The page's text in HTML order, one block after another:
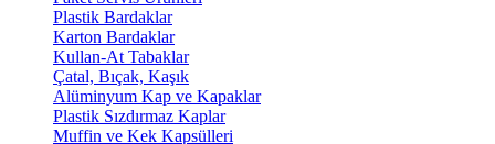
Plastik Bardaklar
Karton Bardaklar
Kullan-At Tabaklar
Çatal, Bıçak, Kaşık
Alüminyum Kap ve Kapaklar
Plastik Sızdırmaz Kaplar
Muffin ve Kek Kapsülleri